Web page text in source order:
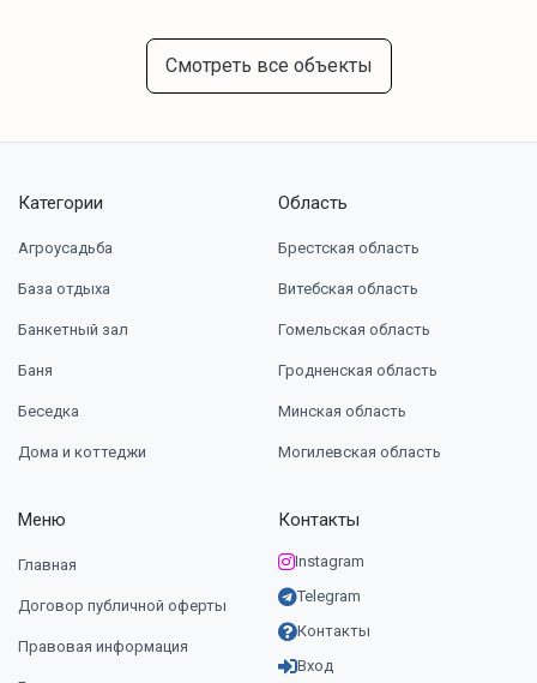
Смотреть все объекты
Категории
Агроусадьба
База отдыха
Банкетный зал
Баня
Беседка
Дома и коттеджи
Область
Брестская область
Витебская область
Гомельская область
Гродненская область
Минская область
Могилевская область
Меню
Главная
Договор публичной оферты
Правовая информация
Контакты
Instagram
Telegram
Контакты
Вход